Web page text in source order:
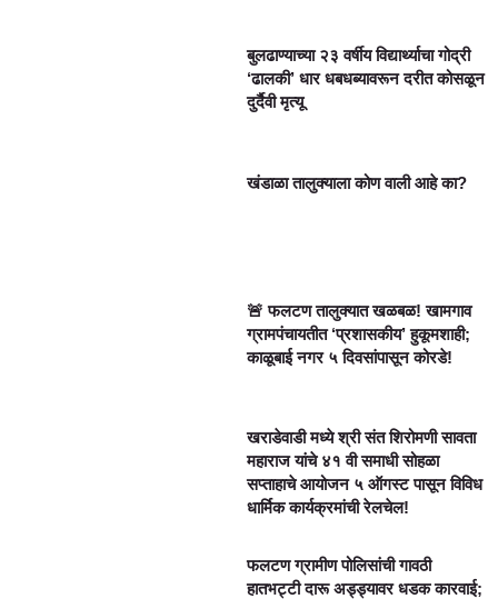
बुलढाण्याच्या २३ वर्षीय विद्यार्थ्याचा गोद्री
‘ढालकी’ धार धबधब्यावरून दरीत कोसळून
दुर्दैवी मृत्यू
खंडाळा तालुक्याला कोण वाली आहे का?
🚨 फलटण तालुक्यात खळबळ! खामगाव
ग्रामपंचायतीत ‘प्रशासकीय’ हुकूमशाही;
काळूबाई नगर ५ दिवसांपासून कोरडे!
खराडेवाडी मध्ये श्री संत शिरोमणी सावता
महाराज यांचे ४१ वी समाधी सोहळा
सप्ताहाचे आयोजन ५ ऑगस्ट पासून विविध
धार्मिक कार्यक्रमांची रेलचेल!
फलटण ग्रामीण पोलिसांची गावठी
हातभट्टी दारू अड्ड्यावर धडक कारवाई;